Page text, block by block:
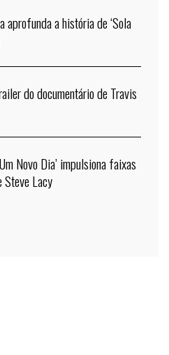
aprofunda a história de ‘Sola
do documentário de Travis
Novo Dia’ impulsiona faixas
Steve Lacy